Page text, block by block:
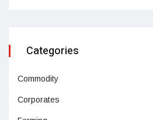
Categories
Commodity
Corporates